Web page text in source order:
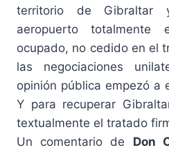
territorio de Gibraltar
aeropuerto totalmente
ocupado, no cedido en el
las negociaciones
opinión pública empezó a
Y para recuperar
textualmente el tratado
Un comentario de Don